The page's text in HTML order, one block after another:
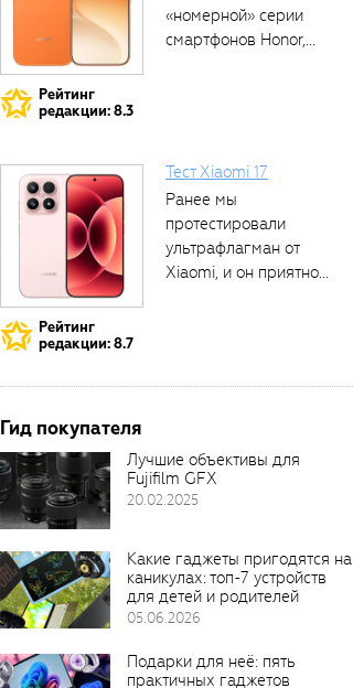
Рейтинг
редакции: 8.3
«номерной» серии
смартфонов Honor,...
Рейтинг
редакции: 8.7
Тест Xiaomi 17
Ранее мы
протестировали
ультрафлагман от
Xiaomi, и он приятно
Гид покупателя
Лучшие объективы для
Fujifilm GFX
20.02.2025
Какие гаджеты пригодятся на
каникулах: топ-7 устройств
для детей и родителей
05.06.2026
Подарки для неё: пять
практичных гаджетов